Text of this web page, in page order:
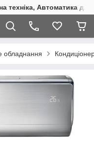
техніка, Автоматика
обладнання